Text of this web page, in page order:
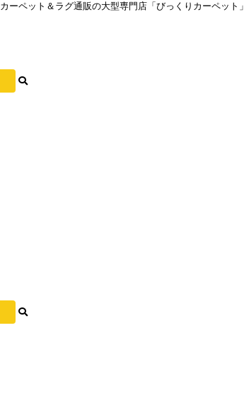
カーペット＆ラグ通販の大型専門店「びっくりカーペット」